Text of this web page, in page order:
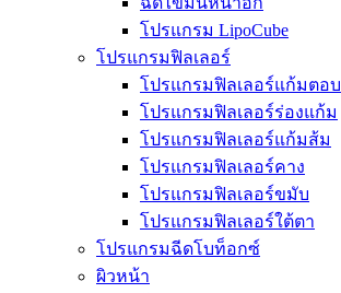
โปรแกรม LipoCube
โปรแกรมฟิลเลอร์
โปรแกรมฟิลเลอร์แก้มตอบ
โปรแกรมฟิลเลอร์ร่องแก้ม
โปรแกรมฟิลเลอร์แก้มส้ม
โปรแกรมฟิลเลอร์คาง
โปรแกรมฟิลเลอร์ขมับ
โปรแกรมฟิลเลอร์ใต้ตา
โปรแกรมฉีดโบท็อกซ์
ผิวหน้า